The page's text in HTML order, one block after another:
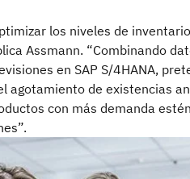
los niveles de
Assmann. “Combinando
en SAP S/4HANA,
agotamiento de existencias
con más demanda